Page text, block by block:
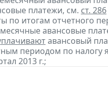
платежи, см. ст. 286
по итогам отчетного
авансовые
авансовый
периодом по налогу
2013 г.;